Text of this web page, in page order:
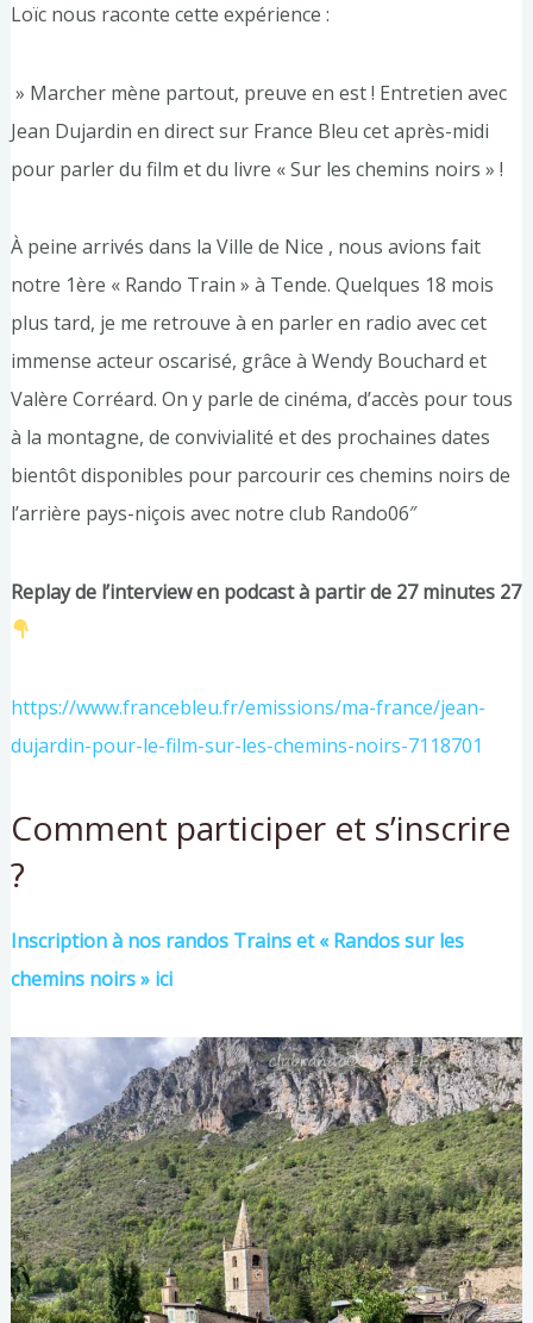
Loïc nous raconte cette expérience :
» Marcher mène partout, preuve en est ! Entretien avec
Jean Dujardin en direct sur France Bleu cet après-midi
pour parler du film et du livre « Sur les chemins noirs » !
À peine arrivés dans la Ville de Nice , nous avions fait
notre 1ère « Rando Train » à Tende. Quelques 18 mois
plus tard, je me retrouve à en parler en radio avec cet
immense acteur oscarisé, grâce à Wendy Bouchard et
Valère Corréard. On y parle de cinéma, d’accès pour tous
à la montagne, de convivialité et des prochaines dates
bientôt disponibles pour parcourir ces chemins noirs de
l’arrière pays-niçois avec notre club Rando06″
Replay de l’interview en podcast à partir de 27 minutes 27
https://www.francebleu.fr/emissions/ma-france/jean-
dujardin-pour-le-film-sur-les-chemins-noirs-7118701
Comment participer et s’inscrire
?
Inscription à nos randos Trains et « Randos sur les
chemins noirs » ici